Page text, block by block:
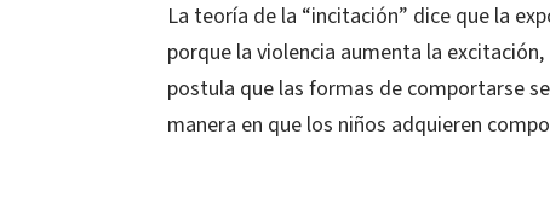
La teoría de la “incitación” dice que la
porque la violencia aumenta la
postula que las formas de comportarse
manera en que los niños adquieren